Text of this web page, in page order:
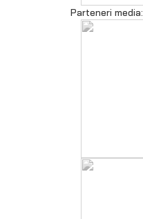
Parteneri media: